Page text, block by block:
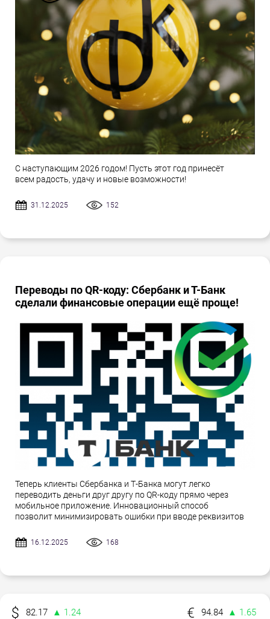
С наступающим 2026 годом! Пусть этот год принесёт
всем радость, удачу и новые возможности!
31.12.2025 152
Переводы по QR-коду: Сбербанк и Т-Банк
сделали финансовые операции ещё проще!
Теперь клиенты Сбербанка и Т-Банка могут легко
переводить деньги друг другу по QR-коду прямо через
мобильное приложение. Инновационный способ
позволит минимизировать ошибки при вводе реквизитов
16.12.2025 168
82.17 ▲ 1.24 94.84
▲ 1.65